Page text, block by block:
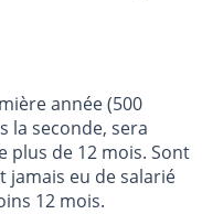
année (500
la seconde, sera
plus de 12 mois. Sont
jamais eu de salarié
12 mois.